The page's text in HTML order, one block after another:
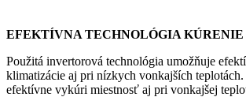
EFEKTÍVNA TECHNOLÓGIA KÚRENIE
Použitá invertorová technológia umožňuje
klimatizácie aj pri nízkych vonkajších
efektívne vykúri miestnosť aj pri vonkajšej